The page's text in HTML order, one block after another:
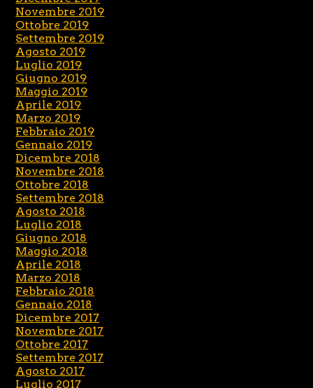
Novembre 2019
Ottobre 2019
Settembre 2019
Agosto 2019
Luglio 2019
Giugno 2019
Maggio 2019
Aprile 2019
Marzo 2019
Febbraio 2019
Gennaio 2019
Dicembre 2018
Novembre 2018
Ottobre 2018
Settembre 2018
Agosto 2018
Luglio 2018
Giugno 2018
Maggio 2018
Aprile 2018
Marzo 2018
Febbraio 2018
Gennaio 2018
Dicembre 2017
Novembre 2017
Ottobre 2017
Settembre 2017
Agosto 2017
Luglio 2017